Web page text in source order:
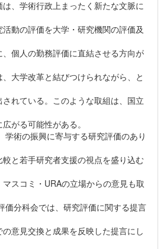
、学術行政上まったく新たな文脈に
動の評価を大学・研究機関の評価及
個人の勤務評価に直結させる方向が
大学改革と結びつけられながら、と
れている。このような取組は、国立
がる可能性がある。
術の振興に寄与する研究評価のあり
と若手研究者支援の視点を盛り込む
スコミ・URAの立場からの意見も取
分科会では、研究評価に関する提言
意見交換と成果を反映した提言にし